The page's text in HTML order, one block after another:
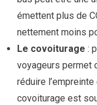
émettent plus de
nettement moins
Le covoiturage :
voyageurs permet
réduire
covoiturage est